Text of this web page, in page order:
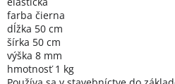
farba čierna
dĺžka 50 cm
šírka 50 cm
výška 8 mm
hmotnosť 1 kg